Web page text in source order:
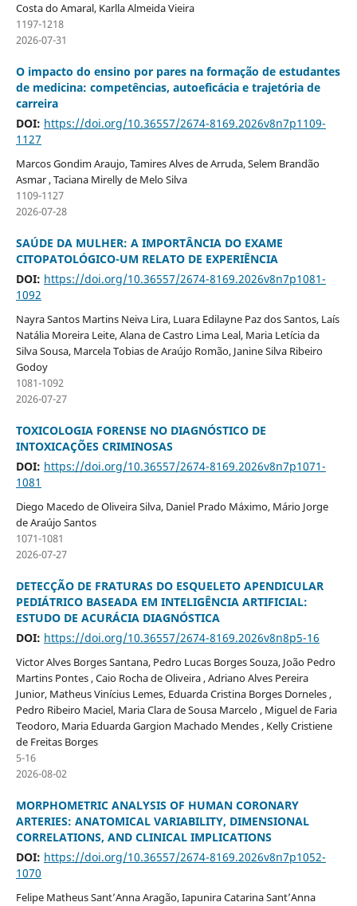
Costa do Amaral, Karlla Almeida Vieira
1197-1218
2026-07-31
O impacto do ensino por pares na formação de estudantes
de medicina: competências, autoeficácia e trajetória de
carreira
DOI: https://doi.org/10.36557/2674-8169.2026v8n7p1109-
1127
Marcos Gondim Araujo, Tamires Alves de Arruda, Selem Brandão
Asmar , Taciana Mirelly de Melo Silva
1109-1127
2026-07-28
SAÚDE DA MULHER: A IMPORTÂNCIA DO EXAME
CITOPATOLÓGICO-UM RELATO DE EXPERIÊNCIA
DOI: https://doi.org/10.36557/2674-8169.2026v8n7p1081-
1092
Nayra Santos Martins Neiva Lira, Luara Edilayne Paz dos Santos, Laís
Natália Moreira Leite, Alana de Castro Lima Leal, Maria Letícia da
Silva Sousa, Marcela Tobias de Araújo Romão, Janine Silva Ribeiro
Godoy
1081-1092
2026-07-27
TOXICOLOGIA FORENSE NO DIAGNÓSTICO DE
INTOXICAÇÕES CRIMINOSAS
DOI: https://doi.org/10.36557/2674-8169.2026v8n7p1071-
1081
Diego Macedo de Oliveira Silva, Daniel Prado Máximo, Mário Jorge
de Araújo Santos
1071-1081
2026-07-27
DETECÇÃO DE FRATURAS DO ESQUELETO APENDICULAR
PEDIÁTRICO BASEADA EM INTELIGÊNCIA ARTIFICIAL:
ESTUDO DE ACURÁCIA DIAGNÓSTICA
DOI: https://doi.org/10.36557/2674-8169.2026v8n8p5-16
Victor Alves Borges Santana, Pedro Lucas Borges Souza, João Pedro
Martins Pontes , Caio Rocha de Oliveira , Adriano Alves Pereira
Junior, Matheus Vinícius Lemes, Eduarda Cristina Borges Dorneles ,
Pedro Ribeiro Maciel, Maria Clara de Sousa Marcelo , Miguel de Faria
Teodoro, Maria Eduarda Gargion Machado Mendes , Kelly Cristiene
de Freitas Borges
5-16
2026-08-02
MORPHOMETRIC ANALYSIS OF HUMAN CORONARY
ARTERIES: ANATOMICAL VARIABILITY, DIMENSIONAL
CORRELATIONS, AND CLINICAL IMPLICATIONS
DOI: https://doi.org/10.36557/2674-8169.2026v8n7p1052-
1070
Felipe Matheus Sant’Anna Aragão, Iapunira Catarina Sant’Anna